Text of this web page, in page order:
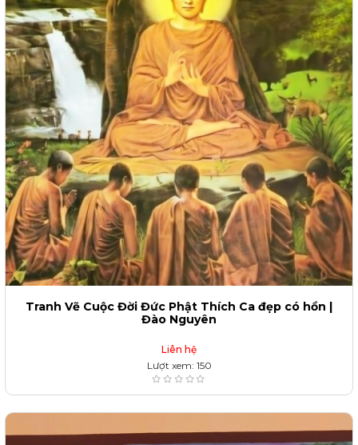
Tranh Vẽ Cuộc Đời Đức Phật Thích Ca đẹp có hồn |
Đào Nguyên
Liên hệ
Lượt xem: 150